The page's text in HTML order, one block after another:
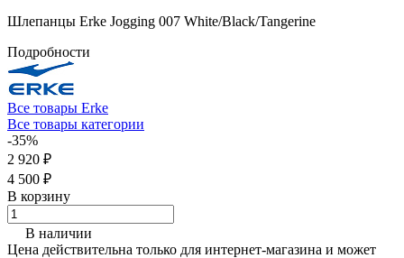
Шлепанцы Erke Jogging 007 White/Black/Tangerine
Подробности
Все товары Erke
Все товары категории
-35%
2 920 ₽
4 500 ₽
В корзину
В наличии
Цена действительна только для интернет-магазина и может